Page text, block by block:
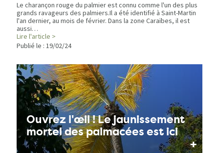
Le charançon rouge du palmier est connu comme l'un des plus
grands ravageurs des palmiers.Il a été identifié à Saint-Martin
l'an dernier, au mois de février. Dans la zone Caraïbes, il est
aussi…
Lire l'article >
Publié le : 19/02/24
Ouvrez l'œil ! Le jaunissement
mortel des palmacées est ici
+